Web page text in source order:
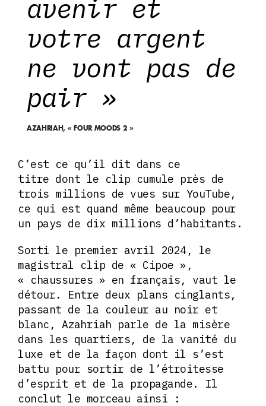
avenir et
votre argent
ne vont pas de
pair »
AZAHRIAH, « FOUR MOODS 2 »
C’est ce qu’il dit dans ce
titre dont le clip cumule près de
trois millions de vues sur YouTube,
ce qui est quand même beaucoup pour
un pays de dix millions d’habitants.
Sorti le premier avril 2024, le
magistral clip de « Cipoe »,
« chaussures » en français, vaut le
détour. Entre deux plans cinglants,
passant de la couleur au noir et
blanc, Azahriah parle de la misère
dans les quartiers, de la vanité du
luxe et de la façon dont il s’est
battu pour sortir de l’étroitesse
d’esprit et de la propagande. Il
conclut le morceau ainsi :